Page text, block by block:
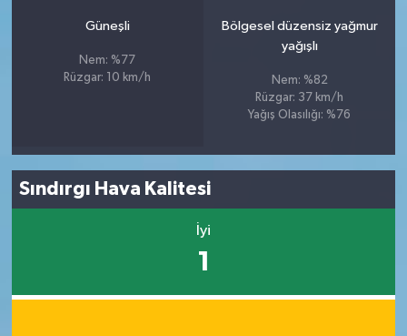
Güneşli
Nem: %77
Rüzgar: 10 km/h
Bölgesel düzensiz yağmur
yağışlı
Nem: %82
Rüzgar: 37 km/h
Yağış Olasılığı: %76
Sındırgı Hava Kalitesi
İyi
1